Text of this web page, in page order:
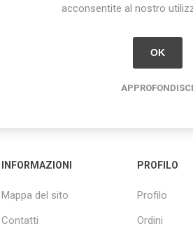
INFORMAZIONI
Mappa del sito
Contatti
PROFILO
Profilo
Ordini
acconsentite al nostro
OK
APPROFONDISCI